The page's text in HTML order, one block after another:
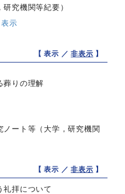
究機関等紀要）
示
【 表示 ／非表示 】
葬りの理解
ノート等（大学，研究機関
【 表示 ／非表示 】
礼拝について